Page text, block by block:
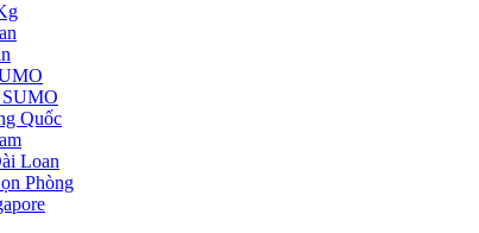
SUMO
Quốc
Loan
Phòng